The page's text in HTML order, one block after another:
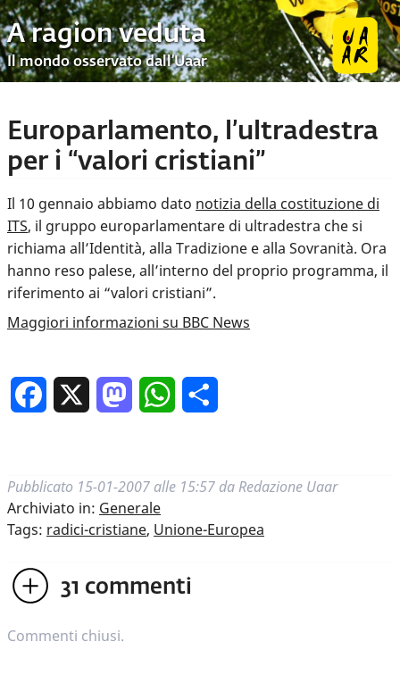
A ragion veduta
Il mondo osservato dall’Uaar
Europarlamento, l’ultradestra
per i “valori cristiani”
Il 10 gennaio abbiamo dato notizia della costituzione di
ITS, il gruppo europarlamentare di ultradestra che si
richiama all’Identità, alla Tradizione e alla Sovranità. Ora
hanno reso palese, all’interno del proprio programma, il
riferimento ai “valori cristiani”.
Maggiori informazioni su BBC News
Facebook MastodonWhatsApp
Pubblicato 15-01-2007 alle 15:57 da Redazione Uaar
Archiviato in: Generale
Tags: radici-cristiane, Unione-Europea
31 commenti
Commenti chiusi.